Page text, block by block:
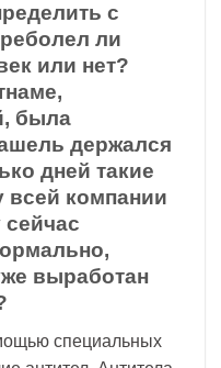
с
ли
или нет?
была
держался
дней такие
всей компании
сейчас
выработан
специальных